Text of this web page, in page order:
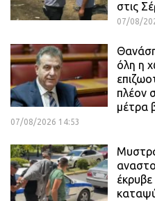
στις
07/08/
όλη η
πλέον
μέτρα
07/08/2026 14:53